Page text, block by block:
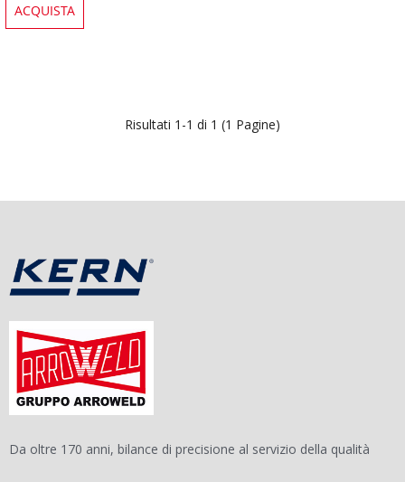
ACQUISTA
Risultati 1-1 di 1 (1 Pagine)
Da oltre 170 anni, bilance di precisione al servizio della qualità